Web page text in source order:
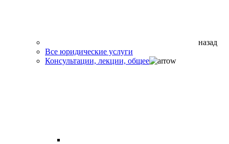
назад
Все юридические услуги
Консультации, лекции, общее